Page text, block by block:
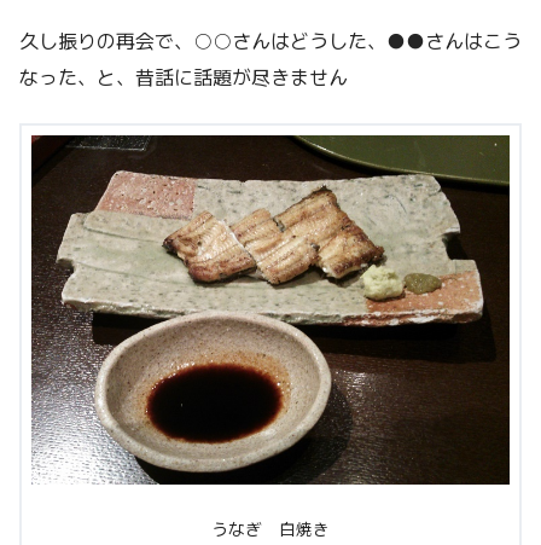
久し振りの再会で、○○さんはどうした、●●さんはこう
なった、と、昔話に話題が尽きません
うなぎ 白焼き